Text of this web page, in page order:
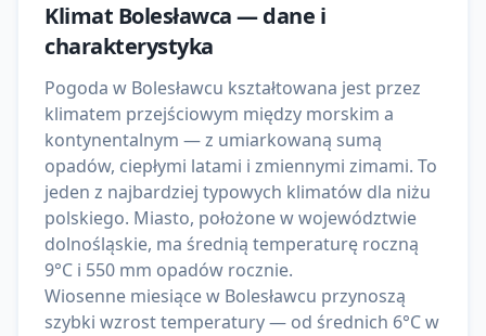
Klimat Bolesławca— dane i
charakterystyka
Pogoda w Bolesławcu kształtowana jest przez
klimatem przejściowym między morskim a
kontynentalnym — z umiarkowaną sumą
opadów, ciepłymi latami i zmiennymi zimami. To
jeden z najbardziej typowych klimatów dla niżu
polskiego. Miasto, położone w województwie
dolnośląskie, ma średnią temperaturę roczną
9°C i 550 mm opadów rocznie.
Wiosenne miesiące w Bolesławcu przynoszą
szybki wzrost temperatury — od średnich 6°C w